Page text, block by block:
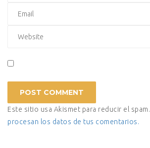
Este sitio usa Akismet para reducir el spam.
procesan los datos de tus comentarios.